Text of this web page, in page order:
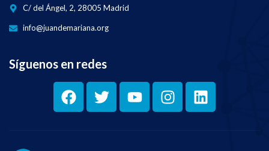
C/ del Ángel, 2, 28005 Madrid
info@juandemariana.org
Síguenos en redes